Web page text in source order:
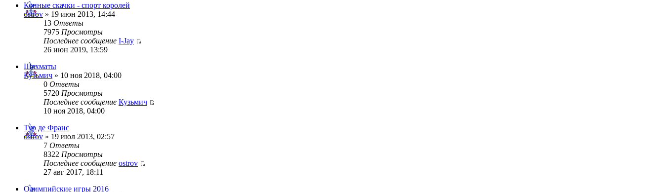
Конные скачки - спорт королей
ostrov » 19 июн 2013, 14:44
13 Ответы
7975 Просмотры
Последнее сообщение I-Jay
26 июн 2019, 13:59
Шахматы
Кузьмич » 10 ноя 2018, 04:00
0 Ответы
5720 Просмотры
Последнее сообщение Кузьмич
10 ноя 2018, 04:00
Тур де Франс
ostrov » 19 июл 2013, 02:57
7 Ответы
8322 Просмотры
Последнее сообщение ostrov
27 авг 2017, 18:11
Олимпийские игры 2016